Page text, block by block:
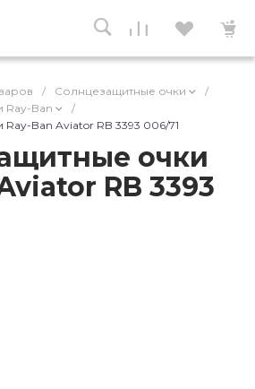
/ Солнцезащитные очки
/
Ray-Ban
/
Ban Aviator RB 3393 006/71
очки
RB 3393